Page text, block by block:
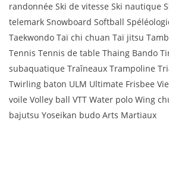
randonnée Ski de vitesse Ski nautique
telemark Snowboard Softball
Taekwondo Taï chi chuan Taï jitsu
Tennis Tennis de table Thaing Bando
subaquatique Traîneaux Trampoline
Twirling baton ULM Ultimate Frisbee
voile Volley ball VTT Water polo Wing
bajutsu Yoseikan budo Arts Martiaux